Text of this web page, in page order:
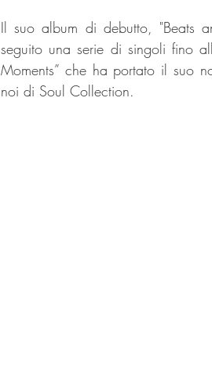
Il suo album di debutto, "Beats
seguito una serie di singoli fino
Moments” che ha portato il suo
noi di Soul Collection.